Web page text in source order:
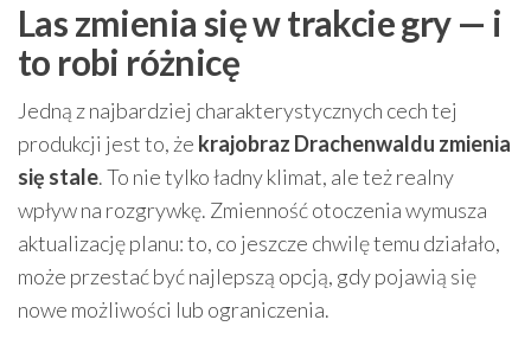
Las zmienia się w trakcie gry — i
to robi różnicę
Jedną z najbardziej charakterystycznych cech tej
produkcji jest to, że krajobraz Drachenwaldu zmienia
się stale. To nie tylko ładny klimat, ale też realny
wpływ na rozgrywkę. Zmienność otoczenia wymusza
aktualizację planu: to, co jeszcze chwilę temu działało,
może przestać być najlepszą opcją, gdy pojawią się
nowe możliwości lub ograniczenia.